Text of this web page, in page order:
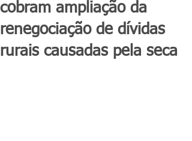
cobram ampliação da
renegociação de dívidas
rurais causadas pela seca